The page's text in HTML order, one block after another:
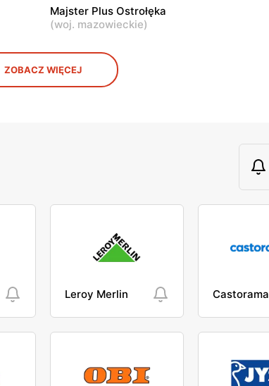
Majster Plus Ostrołęka
(woj. mazowieckie)
ZOBACZ WIĘCEJ
Leroy Merlin Castorama